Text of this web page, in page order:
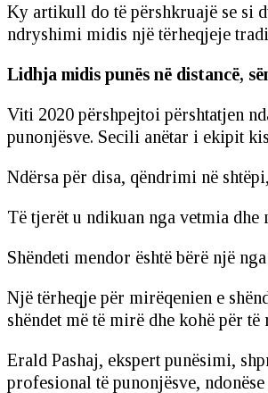
Ky artikull do të përshkruajë se si
ndryshimi midis një tërheqjeje
Lidhja midis punës në distancë,
Viti 2020 përshpejtoi përshtatjen
punonjësve. Secili anëtar i ekipit
Ndërsa për disa, qëndrimi në
Të tjerët u ndikuan nga vetmia dhe
Shëndeti mendor është bërë një
Një tërheqje për mirëqenien e
shëndet më të mirë dhe kohë për
Erald Pashaj, ekspert punësimi,
profesional të punonjësve,